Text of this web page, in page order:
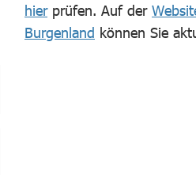
hierprüfen. Auf der
Burgenland können Sie